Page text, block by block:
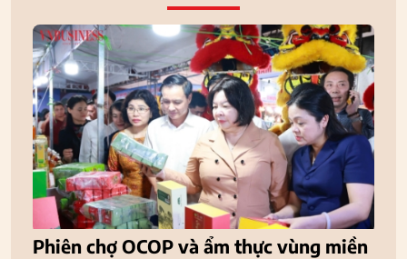
Phiên chợ OCOP và ẩm thực vùng miền